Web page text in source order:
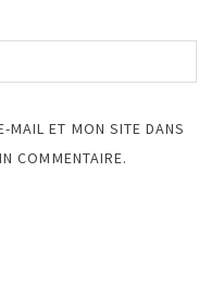
MAIL ET MON SITE DANS
COMMENTAIRE.